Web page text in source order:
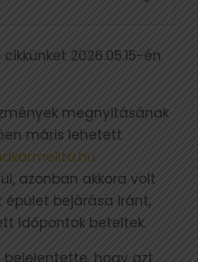
2026.05.15-én
megnyitásának
máris lehetett
azonban akkora volt
épület bejárása iránt,
időpontok beteltek.
bejelentette, hogy azt